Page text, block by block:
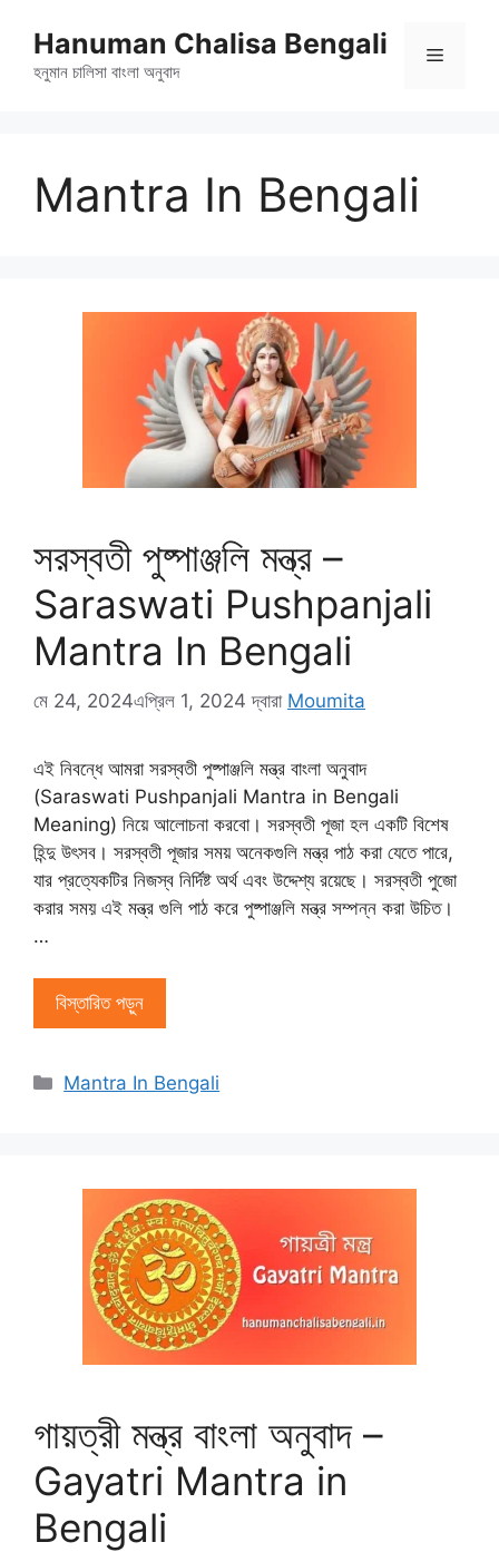
Hanuman Chalisa Bengali
হনুমান চালিসা বাংলা অনুবাদ
মেনু
Mantra In Bengali
সরস্বতী পুষ্পাঞ্জলি মন্ত্র –
Saraswati Pushpanjali
Mantra In Bengali
মে 24, 2024এপ্রিল 1, 2024 দ্বারা Moumita
এই নিবন্ধে আমরা সরস্বতী পুষ্পাঞ্জলি মন্ত্র বাংলা অনুবাদ
(Saraswati Pushpanjali Mantra in Bengali
Meaning) নিয়ে আলোচনা করবো। সরস্বতী পূজা হল একটি বিশেষ
হিন্দু উৎসব। সরস্বতী পূজার সময় অনেকগুলি মন্ত্র পাঠ করা যেতে পারে,
যার প্রত্যেকটির নিজস্ব নির্দিষ্ট অর্থ এবং উদ্দেশ্য রয়েছে। সরস্বতী পুজো
করার সময় এই মন্ত্র গুলি পাঠ করে পুষ্পাঞ্জলি মন্ত্র সম্পন্ন করা উচিত।
…
বিস্তারিত পড়ুন
বিভাগ
Mantra In Bengali
গায়ত্রী মন্ত্র বাংলা অনুবাদ –
Gayatri Mantra in
Bengali